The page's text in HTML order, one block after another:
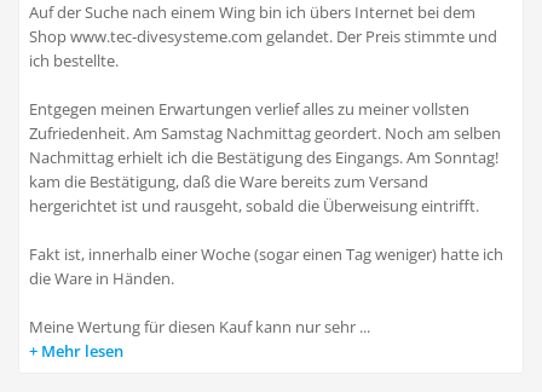
Auf der Suche nach einem Wing bin ich übers Internet bei dem
Shop www.tec-divesysteme.com gelandet. Der Preis stimmte und
ich bestellte.
Entgegen meinen Erwartungen verlief alles zu meiner vollsten
Zufriedenheit. Am Samstag Nachmittag geordert. Noch am selben
Nachmittag erhielt ich die Bestätigung des Eingangs. Am Sonntag!
kam die Bestätigung, daß die Ware bereits zum Versand
hergerichtet ist und rausgeht, sobald die Überweisung eintrifft.
Fakt ist, innerhalb einer Woche (sogar einen Tag weniger) hatte ich
die Ware in Händen.
Meine Wertung für diesen Kauf kann nur sehr ...
Mehr lesen